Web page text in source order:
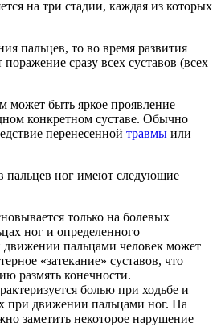
на три стадии, каждая из которых
пальцев, то во время развития
сразу всех суставов (всех
может быть яркое проявление
конкретном суставе. Обычно
перенесенной травмы или
пальцев ног имеют следующие
только на болевых
ног и определенного
пальцами человек может
«затекание» суставов, что
размять конечности.
болью при ходьбе и
при движении пальцами ног. На
заметить некоторое нарушение